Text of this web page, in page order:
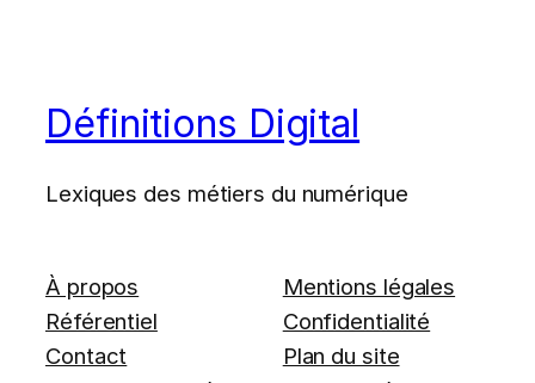
Définitions Digital
Lexiques des métiers du numérique
À propos
Référentiel
Contact
Mentions légales
Confidentialité
Plan du site